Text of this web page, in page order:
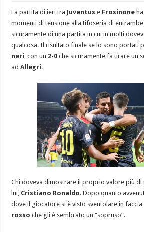
La partita di ieri tra Juventuse Frosinone
momenti di tensione alla tifoseria di
sicuramente di una partita in cui in molti
qualcosa. Il risultato finale se lo sono portati
neri, con un 2-0 che sicuramente fa tirare un
adAllegri.
Chi doveva dimostrare il proprio valore più di
lui, Cristiano Ronaldo. Dopo quanto
dove il giocatore si è visto sventolare in faccia
rossoche gli è sembrato un “sopruso”.